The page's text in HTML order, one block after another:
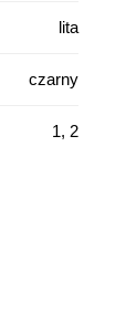
lita
czarny
1, 2